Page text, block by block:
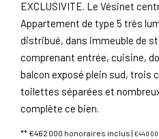
EXCLUSIVITE. Le Vésinet
Appartement de type 5 très
distribué, dans immeuble de
comprenant entrée, cuisine,
balcon exposé plein sud, trois
toilettes séparées et
complète ce bien.
** €462 000 honoraires inclus | €440